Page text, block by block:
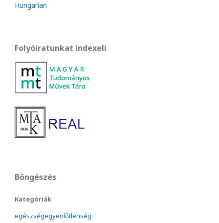
Hungarian
Folyóiratunkat indexeli
Böngészés
Kategóriák
egészségegyenlőtlenség